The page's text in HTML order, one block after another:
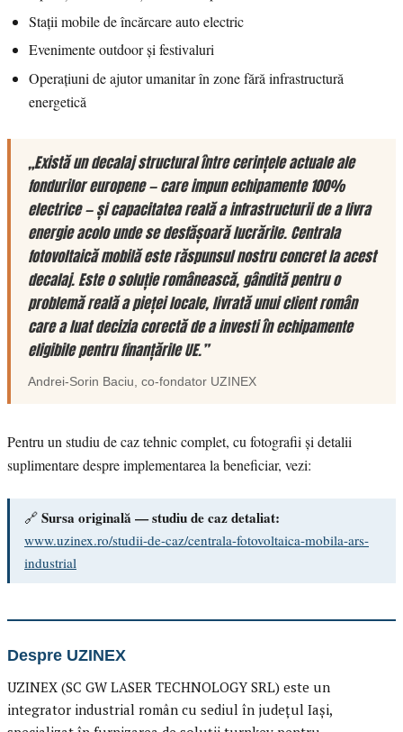
Stații mobile de încărcare auto electric
Evenimente outdoor și festivaluri
Operațiuni de ajutor umanitar în zone fără infrastructură
energetică
„Există un decalaj structural între cerințele actuale ale
fondurilor europene — care impun echipamente 100%
electrice — și capacitatea reală a infrastructurii de a livra
energie acolo unde se desfășoară lucrările. Centrala
fotovoltaică mobilă este răspunsul nostru concret la acest
decalaj. Este o soluție românească, gândită pentru o
problemă reală a pieței locale, livrată unui client român
care a luat decizia corectă de a investi în echipamente
eligibile pentru finanțările UE.”
Andrei-Sorin Baciu, co-fondator UZINEX
Pentru un studiu de caz tehnic complet, cu fotografii și detalii
suplimentare despre implementarea la beneficiar, vezi:
🔗 Sursa originală — studiu de caz detaliat:
www.uzinex.ro/studii-de-caz/centrala-fotovoltaica-mobila-ars-
industrial
Despre UZINEX
UZINEX (SC GW LASER TECHNOLOGY SRL) este un
integrator industrial român cu sediul în județul Iași,